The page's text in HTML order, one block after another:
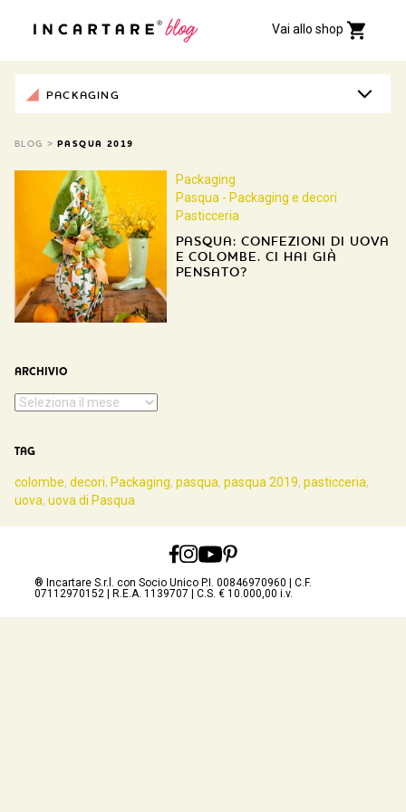
Vai allo shop
PACKAGING
BLOG > PASQUA 2019
Packaging
Pasqua - Packaging e decori
Pasticceria
PASQUA: CONFEZIONI DI UOVA
E COLOMBE. CI HAI GIÀ
PENSATO?
ARCHIVIO
TAG
colombe, decori, Packaging, pasqua, pasqua 2019, pasticceria,
uova, uova di Pasqua
® Incartare S.r.l. con Socio Unico P.I. 00846970960 | C.F.
07112970152 | R.E.A. 1139707 | C.S. € 10.000,00 i.v.